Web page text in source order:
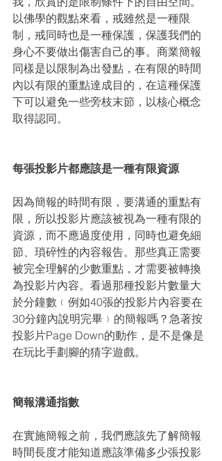
以佛學的觀點來看，戒雖然是一種限
制，戒同時也是一種保護，保護我們的
身心不要做出傷害自己的事。商業簡報
同樣是以限制為出發點，在有限的時間
內以有限的重點達成目的，在這種保護
下可以避免一些旁枝末節，以核心概念
取得認同。
每張投影片都應該是一種有限資源
因為簡報的時間有限，要溝通的重點有
限，所以投影片應該被視為一種有限的
資源，而不應過度使用，同時也避免細
節、瑣碎性的內容報告。那些真正需要
被完全理解的少數重點，才需要被轉換
為投影片內容。看過那種投影片數量大
於分鐘數﹙例如40張的投影片內容要在
30分鐘內說明完畢﹚的簡報嗎？急著按
投影片Page Down的動作，是不是像是
在玩比手劃腳的猜字遊戲。
簡報溝通指數
在實施簡報之前，我們應該先了解簡報
時間長度才能知道應該準備多少張投影